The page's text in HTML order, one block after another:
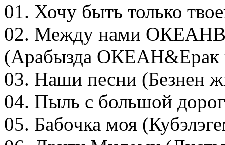
01. Хочу быть только
02. Между нами ОКЕАНВ
(Арабызда ОКЕАН&Ерак
03. Наши песни (Безнен
04. Пыль с большой
05. Бабочка моя